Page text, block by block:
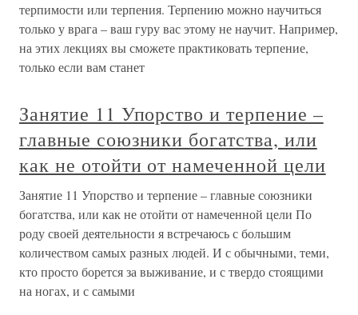
терпимости или терпения. Терпению можно научиться
только у врага – ваш гуру вас этому не научит. Например,
на этих лекциях вы сможете практиковать терпение,
только если вам станет
Занятие 11 Упорство и терпение –
главные союзники богатства, или
как не отойти от намеченной цели
Занятие 11 Упорство и терпение – главные союзники
богатства, или как не отойти от намеченной цели По
роду своей деятельности я встречаюсь с большим
количеством самых разных людей. И с обычными, теми,
кто просто борется за выживание, и с твердо стоящими
на ногах, и с самыми